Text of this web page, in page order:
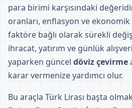
para birimi karşısındaki
oranları, enflasyon ve
faktöre bağlı olarak sürekli
ihracat, yatırım ve günlük
yaparken güncel döviz çevirme
karar vermenize yardımcı olur.
Bu araçla Türk Lirası başta